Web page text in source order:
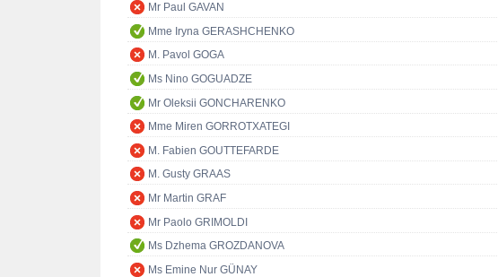
Mr Paul GAVAN
Mme Iryna GERASHCHENKO
M. Pavol GOGA
Ms Nino GOGUADZE
Mr Oleksii GONCHARENKO
Mme Miren GORROTXATEGI
M. Fabien GOUTTEFARDE
M. Gusty GRAAS
Mr Martin GRAF
Mr Paolo GRIMOLDI
Ms Dzhema GROZDANOVA
Ms Emine Nur GÜNAY